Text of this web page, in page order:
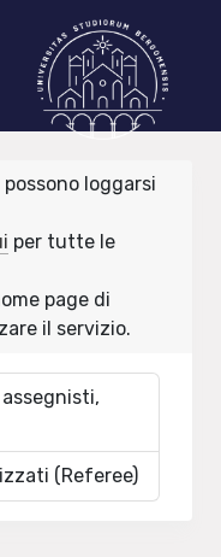
loggarsi
per tutte le
page di
il servizio.
(Referee)